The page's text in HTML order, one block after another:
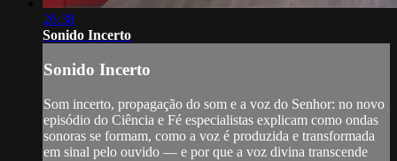
26:38
Sonido Incerto
Sonido Incerto
Som incerto, propagação do som e a voz do Senhor: no novo
episódio do Ciência e Fé especialistas explicam como ondas
sonoras se formam, como a voz é produzida e transformada
em sinal pelo ouvido — e por que a voz divina transcende